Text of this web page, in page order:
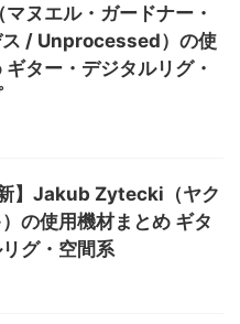
ヌエル・ガードナー・
ス / Unprocessed）の使
ター・デジタルリグ・
】Jakub Zytecki（ヤク
の使用機材まとめ ギタ
グ・空間系